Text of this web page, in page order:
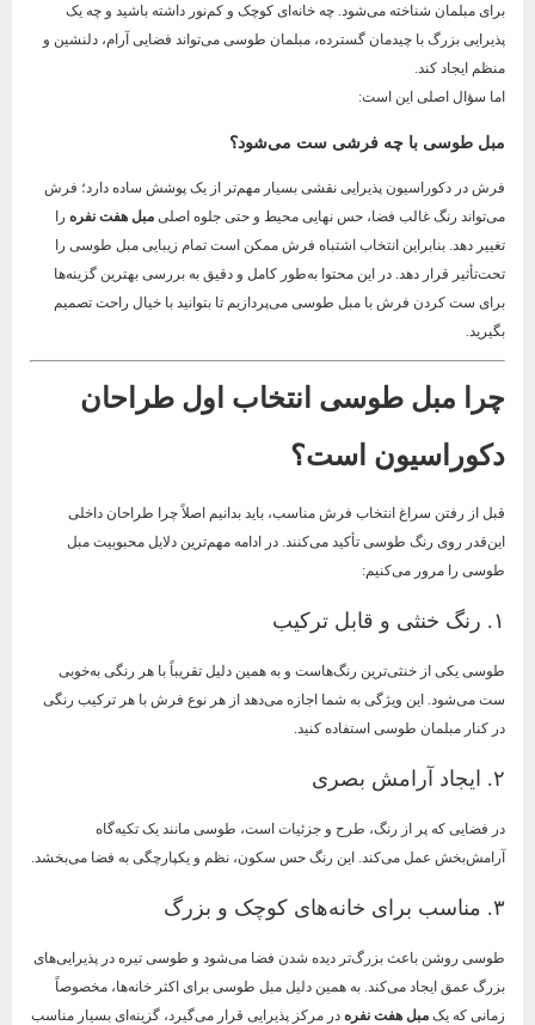
برای مبلمان شناخته می‌شود. چه خانه‌ای کوچک و کم‌نور داشته باشید و چه یک
پذیرایی بزرگ با چیدمان گسترده، مبلمان طوسی می‌تواند فضایی آرام، دلنشین و
منظم ایجاد کند.
اما سؤال اصلی این است:
مبل طوسی با چه فرشی ست می‌شود؟
فرش در دکوراسیون پذیرایی نقشی بسیار مهم‌تر از یک پوشش ساده دارد؛ فرش
می‌تواند رنگ غالب فضا، حس نهایی محیط و حتی جلوه اصلی مبل هفت نفره را
تغییر دهد. بنابراین انتخاب اشتباه فرش ممکن است تمام زیبایی مبل طوسی را
تحت‌تأثیر قرار دهد. در این محتوا به‌طور کامل و دقیق به بررسی بهترین گزینه‌ها
برای ست کردن فرش با مبل طوسی می‌پردازیم تا بتوانید با خیال راحت تصمیم
بگیرید.
چرا مبل طوسی انتخاب اول طراحان
دکوراسیون است؟
قبل از رفتن سراغ انتخاب فرش مناسب، باید بدانیم اصلاً چرا طراحان داخلی
این‌قدر روی رنگ طوسی تأکید می‌کنند. در ادامه مهم‌ترین دلایل محبوبیت مبل
طوسی را مرور می‌کنیم:
طوسی یکی از خنثی‌ترین رنگ‌هاست و به همین دلیل تقریباً با هر رنگی به‌خوبی
ست می‌شود. این ویژگی به شما اجازه می‌دهد از هر نوع فرش با هر ترکیب رنگی
در کنار مبلمان طوسی استفاده کنید.
۲. ایجاد آرامش بصری
در فضایی که پر از رنگ، طرح و جزئیات است، طوسی مانند یک تکیه‌گاه
آرامش‌بخش عمل می‌کند. این رنگ حس سکون، نظم و یکپارچگی به فضا می‌بخشد.
۳. مناسب برای خانه‌های کوچک و بزرگ
طوسی روشن باعث بزرگ‌تر دیده شدن فضا می‌شود و طوسی تیره در پذیرایی‌های
بزرگ عمق ایجاد می‌کند. به همین دلیل مبل طوسی برای اکثر خانه‌ها، مخصوصاً
زمانی که یکمبل هفت نفره در مرکز پذیرایی قرار می‌گیرد، گزینه‌ای بسیار مناسب